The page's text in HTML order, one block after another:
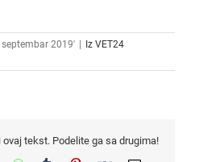
septembar 2019'
Iz VET24
tekst. Podelite ga sa drugima!